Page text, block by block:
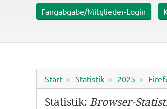
Fangabgabe/Mitglieder-Login
mit ca. 0,6 ha
Start Statistik 2025
Statistik: Browser-